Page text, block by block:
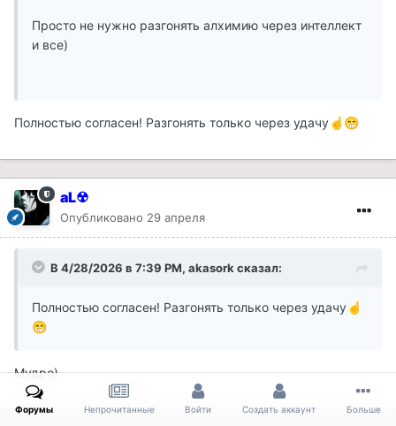
Просто не нужно разгонять алхимию через интеллект
и все)
Полностью согласен! Разгонять только через удачу☝️ 😁
aL☢
Опубликовано 29 апреля
В 4/28/2026 в 7:39 PM, akasork сказал:
Полностью согласен! Разгонять только через удачу☝️
😁
Мудро)
Форумы Непрочитанные Войти Создать аккаунт Больше